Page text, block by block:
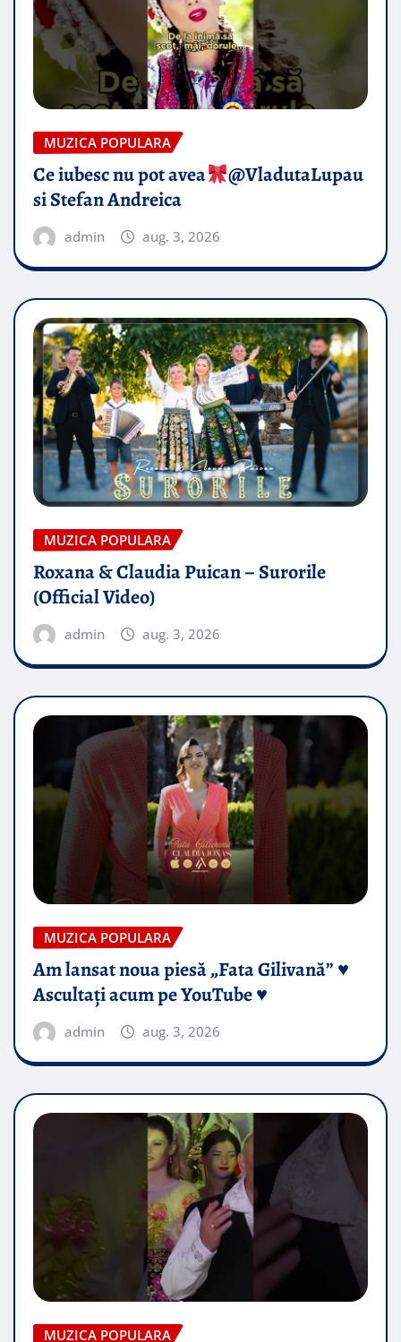
MUZICA POPULARA
Ce iubesc nu pot avea
​@VladutaLupau
si Stefan Andreica
admin aug. 3, 2026
MUZICA POPULARA
Roxana & Claudia Puican – Surorile
(Official Video)
admin aug. 3, 2026
MUZICA POPULARA
Am lansat noua piesă „Fata Gilivană” ♥️
Ascultați acum pe YouTube ♥️
admin aug. 3, 2026
MUZICA POPULARA